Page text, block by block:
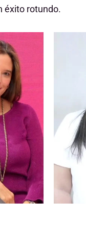
éxito rotundo.